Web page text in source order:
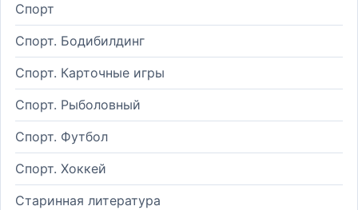
Спорт
Спорт. Бодибилдинг
Спорт. Карточные игры
Спорт. Рыболовный
Спорт. Футбол
Спорт. Хоккей
Старинная литература